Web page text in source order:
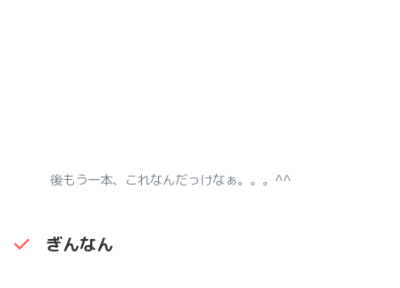
後もう一本、これなんだっけなぁ。。。^^
ぎんなん